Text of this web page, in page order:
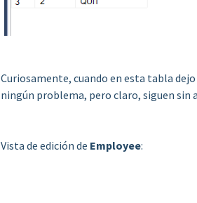
Curiosamente, cuando en esta tabla
ningún problema, pero claro, siguen sin
Vista de edición de Employee: